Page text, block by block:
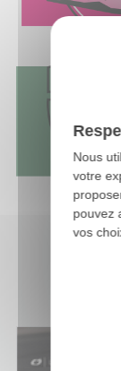
Nous
votre
pouvez
vos